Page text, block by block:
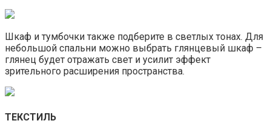
Шкаф и тумбочки также подберите в светлых тонах. Для
небольшой спальни можно выбрать глянцевый шкаф –
глянец будет отражать свет и усилит эффект
зрительного расширения пространства.
ТЕКСТИЛЬ